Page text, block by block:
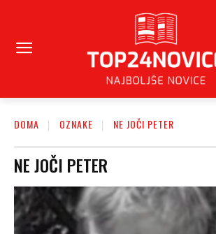
DOMA OZNAKE NE JOČI PETER
NE JOČI PETER